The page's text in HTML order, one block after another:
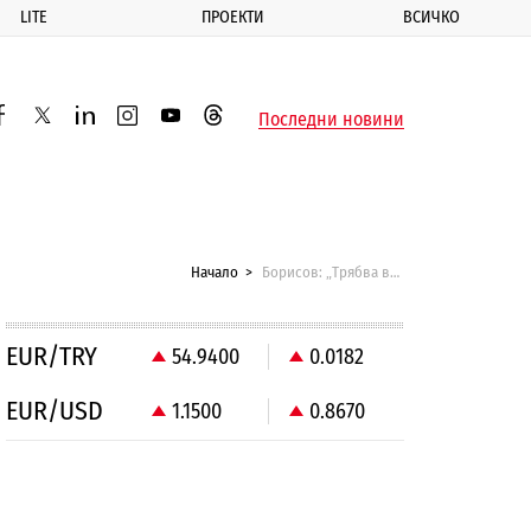
LITE ПРОЕКТИ ВСИЧКО
twitterlinkedininstagram
youtubethreadsПоследни новини
Начало Борисов: „Трябва внимателно да си мерим думите“
EUR/TRY 54.9400 0.0182
EUR/USD 1.1500 0.8670